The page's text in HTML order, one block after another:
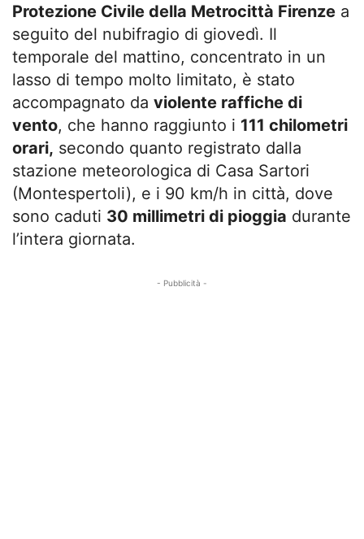
Protezione Civile della Metrocittà Firenze a
seguito del nubifragio di giovedì. Il
temporale del mattino, concentrato in un
lasso di tempo molto limitato, è stato
accompagnato da violente raffiche di
vento, che hanno raggiunto i 111 chilometri
orari, secondo quanto registrato dalla
stazione meteorologica di Casa Sartori
(Montespertoli), e i 90 km/h in città, dove
sono caduti 30 millimetri di pioggia durante
l’intera giornata.
- Pubblicità -